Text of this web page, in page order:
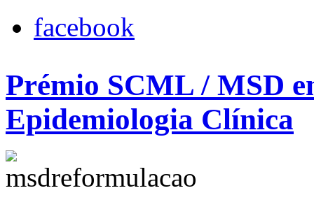
facebook
Prémio SCML / MSD
Epidemiologia Clínica